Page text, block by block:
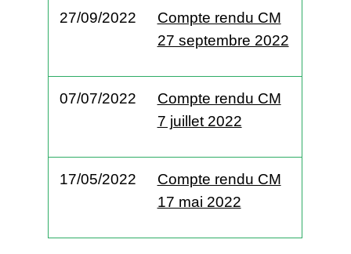
27/09/2022
Compte rendu CM
27 septembre 2022
07/07/2022
Compte rendu CM
7 juillet 2022
17/05/2022
Compte rendu CM
17 mai 2022